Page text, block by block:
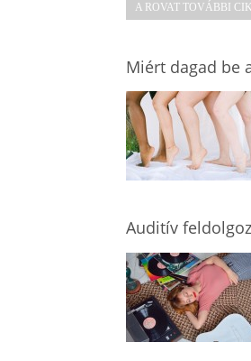
A ROVAT TOVÁBBI
Miért dagad be
Auditív